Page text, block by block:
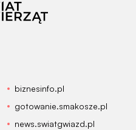
biznesinfo.pl
gotowanie.smakosze.pl
news.swiatgwiazd.pl